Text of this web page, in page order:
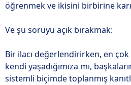
öğrenmek ve ikisini birbirine
Ve şu soruyu açık bırakmak:
Bir ilacı değerlendirirken, en
kendi yaşadığımıza mı,
sistemli biçimde toplanmış